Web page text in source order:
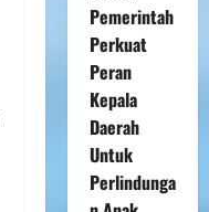
Pemerintah
Perkuat
Peran
Kepala
Daerah
Untuk
Perlindunga